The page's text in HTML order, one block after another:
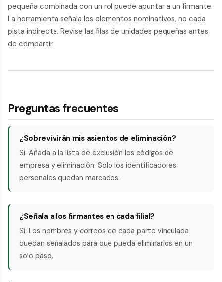
pequeña combinada con un rol puede apuntar a un firmante.
La herramienta señala los elementos nominativos, no cada
pista indirecta. Revise las filas de unidades pequeñas antes
de compartir.
Preguntas frecuentes
¿Sobrevivirán mis asientos de eliminación?
Sí. Añada a la lista de exclusión los códigos de
empresa y eliminación. Solo los identificadores
personales quedan marcados.
¿Señala a los firmantes en cada filial?
Sí. Los nombres y correos de cada parte vinculada
quedan señalados para que pueda eliminarlos en un
solo paso.